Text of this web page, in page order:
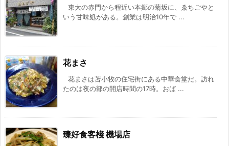
東大の赤門から程近い本郷の菊坂に、ゑちごやと
いう甘味処がある。創業は明治10年で ...
花まさ
花まさは苫小牧の住宅街にある中華食堂だ。訪れ
たのは夜の部の開店時間の17時。おば ...
臻好食客棧 機場店